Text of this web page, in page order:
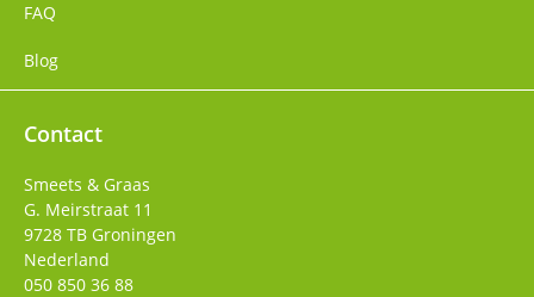
FAQ
Blog
Contact
Smeets & Graas
G. Meirstraat 11
9728 TB Groningen
Nederland
050 850 36 88